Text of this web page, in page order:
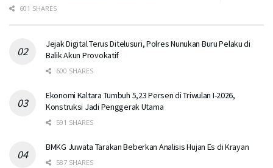
601 SHARES
Jejak Digital Terus Ditelusuri, Polres Nunukan Buru Pelaku di
Balik Akun Provokatif
600 SHARES
Ekonomi Kaltara Tumbuh 5,23 Persen di Triwulan I-2026,
Konstruksi Jadi Penggerak Utama
591 SHARES
BMKG Juwata Tarakan Beberkan Analisis Hujan Es di Krayan
587 SHARES